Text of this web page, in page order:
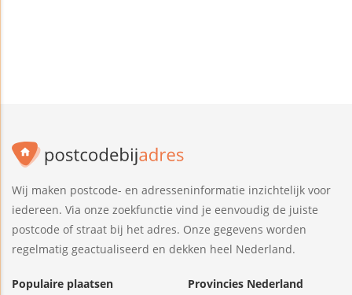
Wij maken postcode- en adresseninformatie inzichtelijk voor
iedereen. Via onze zoekfunctie vind je eenvoudig de juiste
postcode of straat bij het adres. Onze gegevens worden
regelmatig geactualiseerd en dekken heel Nederland.
Populaire plaatsen
Provincies Nederland